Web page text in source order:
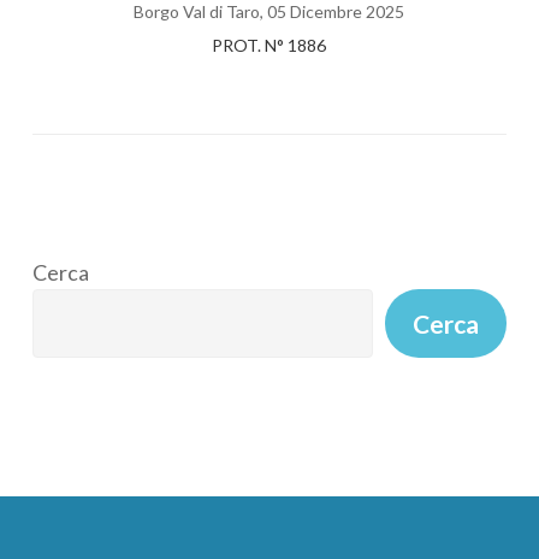
Borgo Val di Taro, 05 Dicembre 2025
PROT. N° 1886
Cerca
Cerca